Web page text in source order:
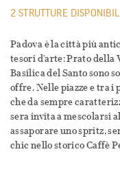
2 STRUTTURE
Padova è la città più
tesori d'arte: Prato della
Basilica del Santo sono
offre. Nelle piazze e tra
che da sempre
sera invita a mescolarsi
assaporare uno spritz,
chic nello storico Caffè